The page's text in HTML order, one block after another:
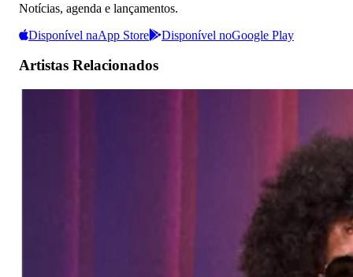
Notícias, agenda e lançamentos.
Disponível naApp Store Disponível noGoogle Play
Artistas Relacionados